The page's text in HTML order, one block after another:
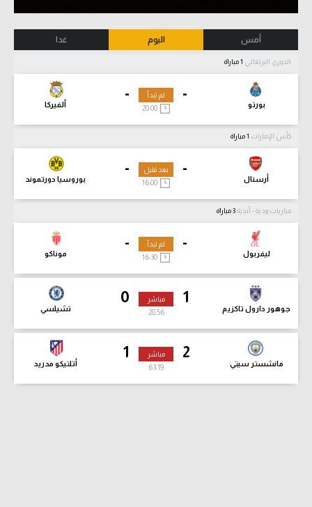
أمس اليوم غدا
الدوري البرتغالي
-
بورتو
-
ألفيركا
لم تبدأ
كأس الإمارات
-
أرسنال
-
بوروسيا دورتموند
بعد قليل
مباريات ودية - أندية
-
ليفربول
-
موناكو
لم تبدأ
1
جوهور دارول تاكزيم
0
تشيلسي
مباشر
28:56
2
مانشستر سيتي
1
أتلتيكو مدريد
مباشر
63:19